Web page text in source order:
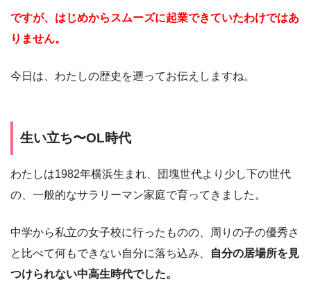
ですが、はじめからスムーズに起業できていたわけではあ
りません。
今日は、わたしの歴史を遡ってお伝えしますね。
生い立ち〜OL時代
わたしは1982年横浜生まれ、団塊世代より少し下の世代
の、一般的なサラリーマン家庭で育ってきました。
中学から私立の女子校に行ったものの、周りの子の優秀さ
と比べて何もできない自分に落ち込み、
自分の居場所を見
つけられない中高生時代でした。